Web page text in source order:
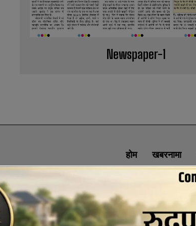
Newspaper-1
होम खबरनामा